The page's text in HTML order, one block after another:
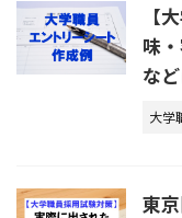
【
味
な
大学
東